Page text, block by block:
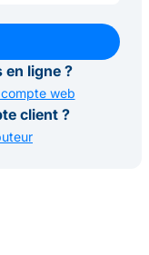
en ligne ?
web
client ?